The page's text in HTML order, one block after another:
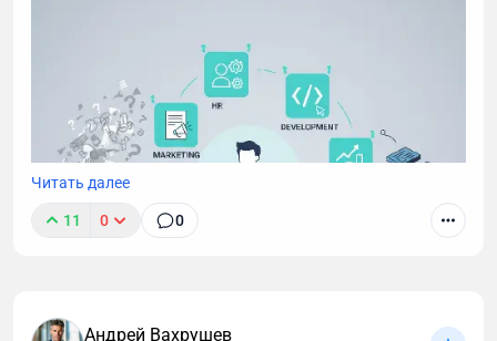
Читать далее
11 0 0
Андрей Вахрушев